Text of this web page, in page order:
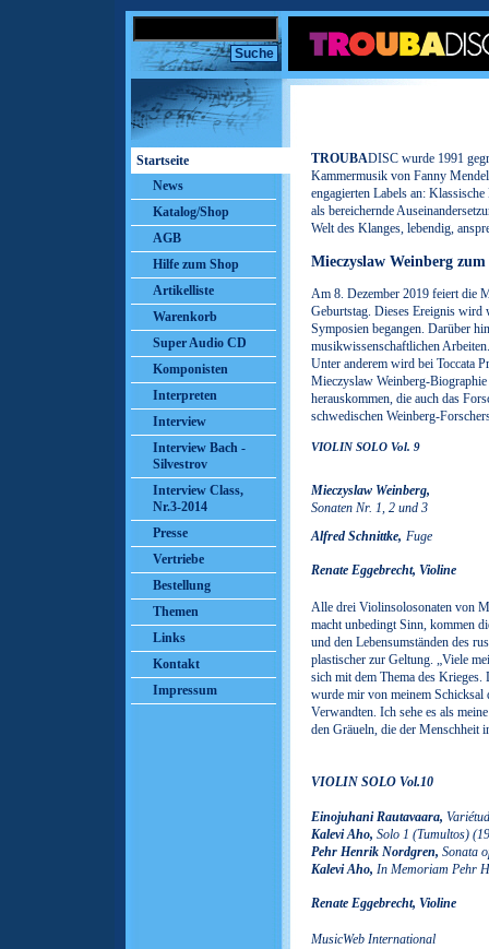
Startseite
News
Katalog/Shop
AGB
Hilfe zum Shop
Artikelliste
Warenkorb
Super Audio CD
Komponisten
Interpreten
Interview
Interview Bach -
Silvestrov
Interview Class,
Nr.3-2014
Presse
Vertriebe
Bestellung
Themen
Links
Kontakt
Impressum
TROUBADISC wurde 1991
Kammermusik von Fanny
engagierten Labels an:
als bereichernde
Welt des Klanges, lebendig,
Mieczyslaw Weinberg zum
Am 8. Dezember 2019 feiert die
Geburtstag. Dieses Ereignis
Symposien begangen. Darüber
musikwissenschaftlichen Arbeiten.
Unter anderem wird bei Toccata
Mieczyslaw Weinberg-
herauskommen, die auch das
schwedischen Weinberg-
VIOLIN SOLO Vol. 9
Mieczyslaw Weinberg,
Sonaten Nr. 1, 2 und 3
Alfred Schnittke, Fuge
Renate Eggebrecht, Violine
Alle drei Violinsolosonaten von
macht unbedingt Sinn, kommen
und den Lebensumständen des
plastischer zur Geltung. „Viele
sich mit dem Thema des Krieges.
wurde mir von meinem Schicksal
Verwandten. Ich sehe es als
den Gräueln, die der Menschheit
VIOLIN SOLO Vol.10
Einojuhani Rautavaara,
Kalevi Aho, Solo 1 (Tumultos)
Pehr Henrik Nordgren, Sonata
Kalevi Aho, In Memoriam Pehr
Renate Eggebrecht, Violine
MusicWeb International